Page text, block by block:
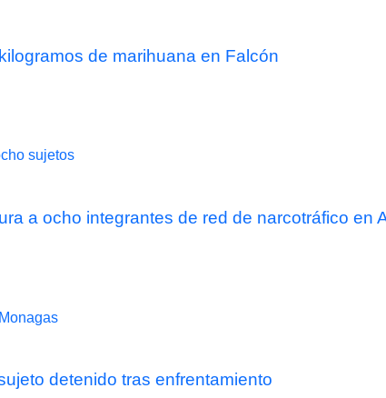
de marihuana en Falcón
a ocho integrantes de red de narcotráfico en
detenido tras enfrentamiento